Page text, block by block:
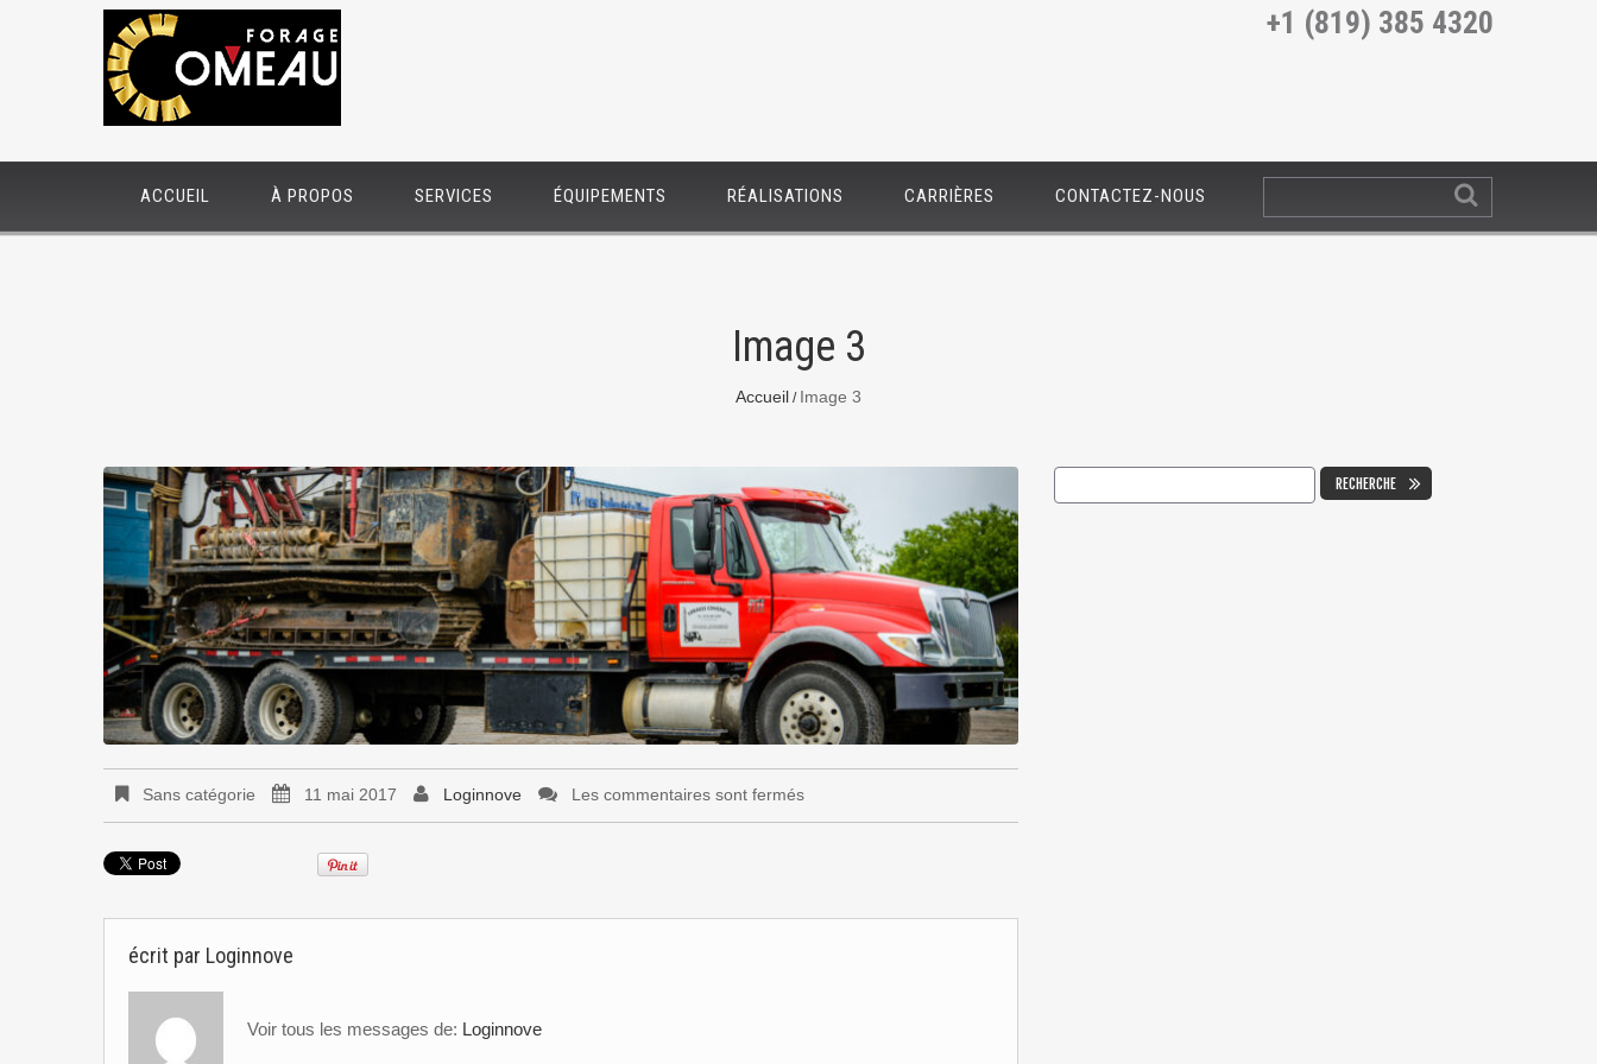
+1 (819) 385 4320
ACCUEIL À PROPOS SERVICES ÉQUIPEMENTS RÉALISATIONS CARRIÈRES CONTACTEZ-NOUS
Image 3
Accueil Image 3
Sans catégorie 11 mai 2017 Loginnove Les commentaires sont fermés
écrit par Loginnove
Voir tous les messages de: Loginnove